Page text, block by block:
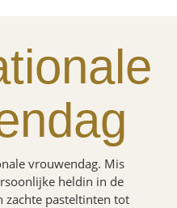
vrouwendag. Mis
heldin in de
zachte pasteltinten tot